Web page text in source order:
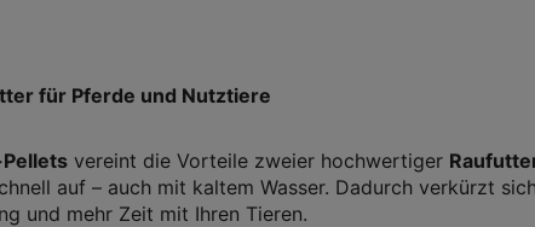
für Pferde und Nutztiere
vereint die Vorteile zweier hochwertiger
auf – auch mit kaltem Wasser. Dadurch verkürzt
und mehr Zeit mit Ihren Tieren.